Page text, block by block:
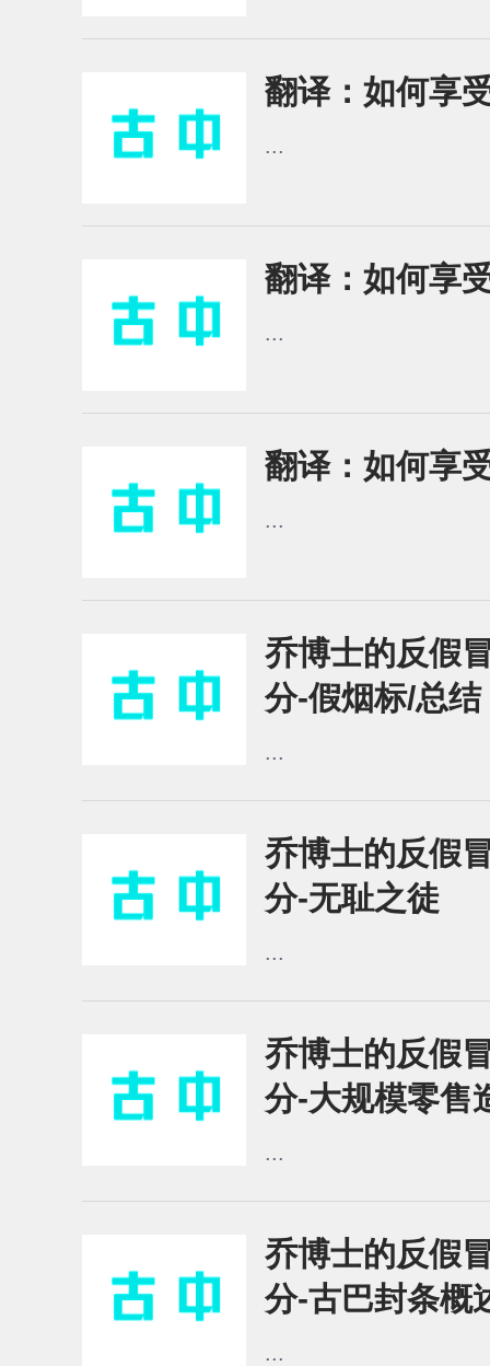
翻译：如何享
...
翻译：如何享
...
翻译：如何享
...
乔博士的反假
分-假烟标/总结
...
乔博士的反假
分-无耻之徒
...
乔博士的反假
分-大规模零售
...
乔博士的反假
分-古巴封条概
...